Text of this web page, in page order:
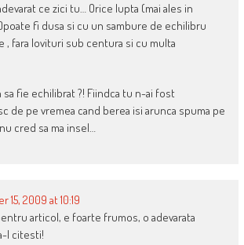
ce zici tu… Orice lupta (mai ales in
fi dusa si cu un sambure de echilibru
, fara lovituri sub centura si cu multa
sa fie echilibrat ?! Fiindca tu n-ai fost
de pe vremea cand berea isi arunca spuma pe
cred sa ma insel…
15, 2009 at 10:19
articol, e foarte frumos, o adevarata
l citesti!